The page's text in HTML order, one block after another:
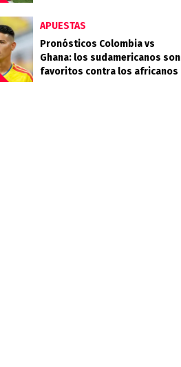
APUESTAS
Pronósticos Colombia vs
Ghana: los sudamericanos son
favoritos contra los africanos